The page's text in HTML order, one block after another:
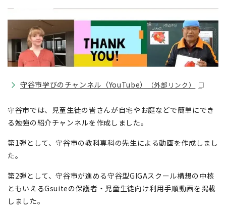
守谷市学びのチャンネル（YouTube） （外部リンク）
守谷市では、児童生徒の皆さんが自宅やお庭などで簡単にでき
る勉強の紹介チャンネルを作成しました。
第1弾として、守谷市の教科専科の先生による動画を作成しまし
た。
第2弾として、守谷市が進める守谷型GIGAスクール構想の中核
ともいえるGsuiteの保護者・児童生徒向け利用手順動画を掲載
しました。